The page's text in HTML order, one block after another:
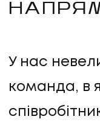
У нас
команда, в